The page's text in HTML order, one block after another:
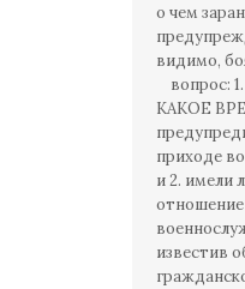
о чем
видимо,
вопрос:
КАКОЕ
приходе
и 2. имели
известив